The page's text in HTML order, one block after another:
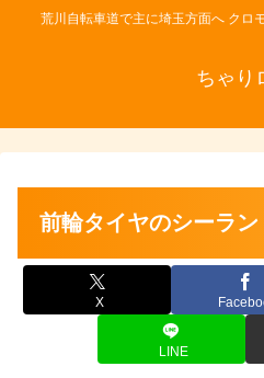
荒川自転車道で主に埼玉方面へ クロ
ちゃり
前輪タイヤのシーラ
X
LINE